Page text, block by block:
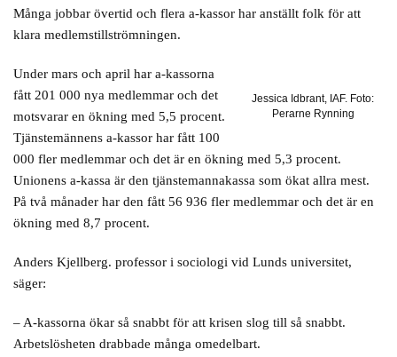
Många jobbar övertid och flera a-kassor har anställt folk för att
klara medlemstillströmningen.
Jessica Idbrant, IAF. Foto:
Perarne Rynning
Under mars och april har a-kassorna
fått 201 000 nya medlemmar och det
motsvarar en ökning med 5,5 procent.
Tjänstemännens a-kassor har fått 100
000 fler medlemmar och det är en ökning med 5,3 procent.
Unionens a-kassa är den tjänstemannakassa som ökat allra mest.
På två månader har den fått 56 936 fler medlemmar och det är en
ökning med 8,7 procent.
Anders Kjellberg. professor i sociologi vid Lunds universitet,
säger:
– A-kassorna ökar så snabbt för att krisen slog till så snabbt.
Arbetslösheten drabbade många omedelbart.